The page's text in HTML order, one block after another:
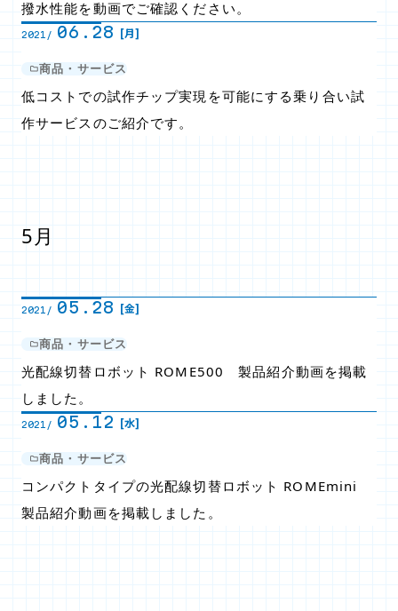
撥水性能を動画でご確認ください。
2021/ 06.28 [月]
商品・サービス
低コストでの試作チップ実現を可能にする乗り合い試
作サービスのご紹介です。
5月
2021/ 05.28 [金]
商品・サービス
光配線切替ロボット ROME500 製品紹介動画を掲載
しました。
2021/ 05.12 [水]
商品・サービス
コンパクトタイプの光配線切替ロボット ROMEmini
製品紹介動画を掲載しました。